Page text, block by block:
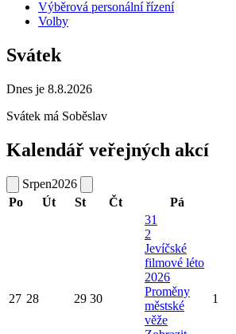
Výběrová personální řízení
Volby
Svátek
Dnes je 8.8.2026
Svátek má Soběslav
Kalendář veřejných akcí
Srpen2026
Po
Út St Čt Pá
27 28 29 30
31
2
Jevíčské
filmové léto
2026
Proměny
městské
věže
1